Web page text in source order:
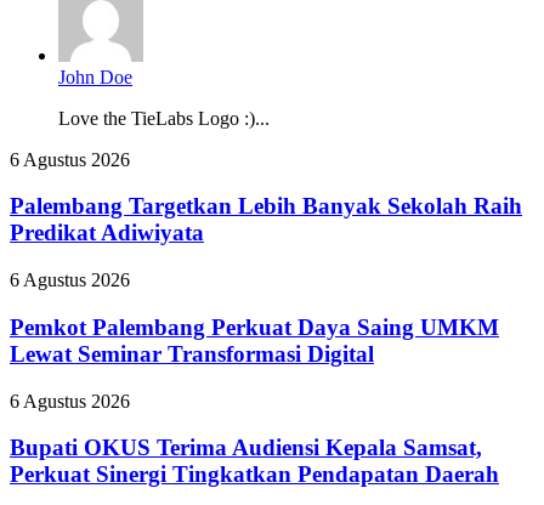
John Doe
Love the TieLabs Logo :)...
Palembang
Lebih
Banyak
Sekolah
Predikat
6 Agustus 2026
Palembang Targetkan Lebih Banyak Sekolah Raih
Predikat Adiwiyata
Pemkot
Perkuat
Daya
Saing
Lewat
Transformasi
Digital
6 Agustus 2026
Pemkot Palembang Perkuat Daya Saing UMKM
Lewat Seminar Transformasi Digital
Bupati
Terima
Audiensi
Kepala
6 Agustus 2026
Bupati OKUS Terima Audiensi Kepala Samsat,
Perkuat Sinergi Tingkatkan Pendapatan Daerah